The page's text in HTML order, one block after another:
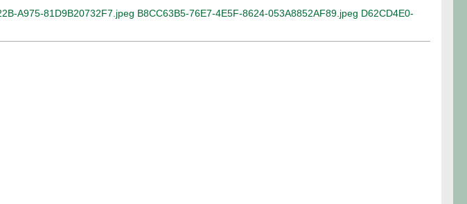
A975-81D9B20732F7.jpeg B8CC63B5-76E7-4E5F-8624-053A8852AF89.jpeg D62CD4E0-